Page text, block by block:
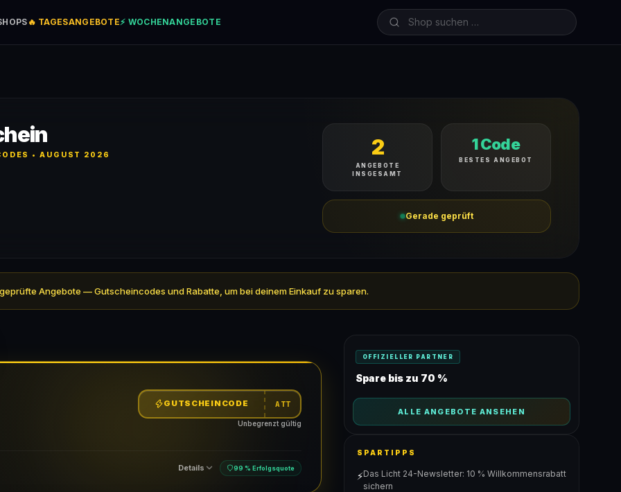
🔥 TAGESANGEBOTE⚡ WOCHENANGEBOTE
• AUGUST 2026 2
ANGEBOTE
INSGESAMT
1 Code
BESTES ANGEBOT
Gerade geprüft
Angebote — Gutscheincodes und Rabatte, um bei deinem Einkauf zu sparen.
GUTSCHEINCODE ATT
Unbegrenzt gültig
Details 99 % Erfolgsquote
OFFIZIELLER PARTNER
Spare bis zu 70 %
ALLE ANGEBOTE ANSEHEN
SPARTIPPS
⚡Das Licht 24-Newsletter: 10 % Willkommensrabatt
sichern